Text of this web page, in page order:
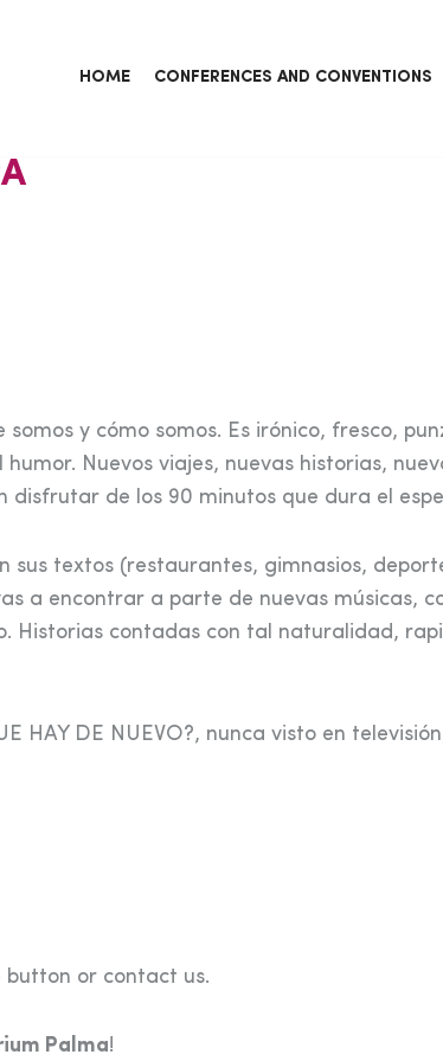
HOME CONFERENCES AND CONVENTIONS
y cómo somos. Es irónico, fresco,
Nuevos viajes, nuevas historias,
disfrutar de los 90 minutos que dura el
sus textos (restaurantes, gimnasios,
a encontrar a parte de nuevas músicas,
Historias contadas con tal naturalidad,
HAY DE NUEVO?, nunca visto en
button or contact us.
Palma!